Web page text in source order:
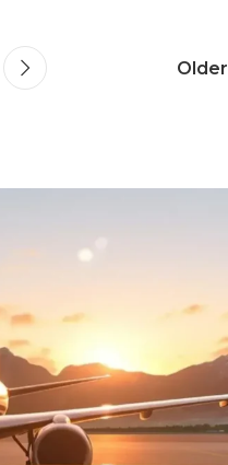
Older